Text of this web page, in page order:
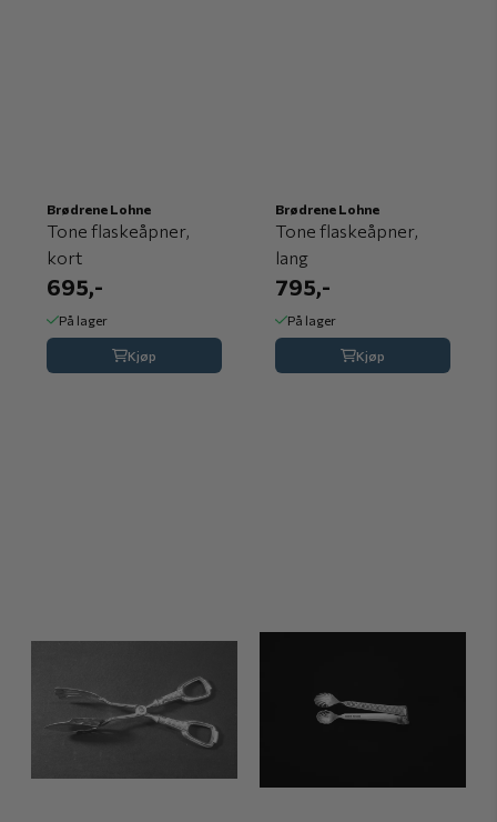
Brødrene Lohne
Tone flaskeåpner,
kort
695,-
På lager
Kjøp
Brødrene Lohne
Tone flaskeåpner,
lang
795,-
På lager
Kjøp